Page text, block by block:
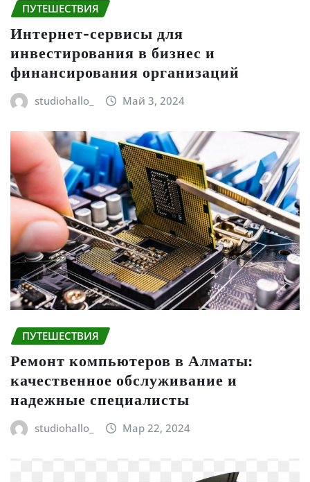
ПУТЕШЕСТВИЯ
Интернет-сервисы для
инвестирования в бизнес и
финансирования организаций
studiohallo_ Май 3, 2024
ПУТЕШЕСТВИЯ
Ремонт компьютеров в Алматы:
качественное обслуживание и
надежные специалисты
studiohallo_ Мар 22, 2024